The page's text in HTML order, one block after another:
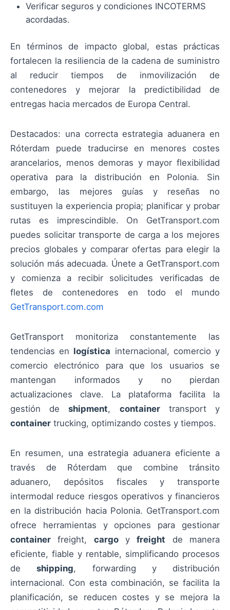
Verificar seguros y condiciones INCOTERMS
acordadas.
En términos de impacto global, estas prácticas
fortalecen la resiliencia de la cadena de suministro
al reducir tiempos de inmovilización de
contenedores y mejorar la predictibilidad de
entregas hacia mercados de Europa Central.
Destacados: una correcta estrategia aduanera en
Róterdam puede traducirse en menores costes
arancelarios, menos demoras y mayor flexibilidad
operativa para la distribución en Polonia. Sin
embargo, las mejores guías y reseñas no
sustituyen la experiencia propia; planificar y probar
rutas es imprescindible. On GetTransport.com
puedes solicitar transporte de carga a los mejores
precios globales y comparar ofertas para elegir la
solución más adecuada. Únete a GetTransport.com
y comienza a recibir solicitudes verificadas de
fletes de contenedores en todo el mundo
GetTransport.com.com
GetTransport monitoriza constantemente las
tendencias en logística internacional, comercio y
comercio electrónico para que los usuarios se
mantengan informados y no pierdan
actualizaciones clave. La plataforma facilita la
gestión deshipment, containertransport y
container trucking, optimizando costes y tiempos.
En resumen, una estrategia aduanera eficiente a
través de Róterdam que combine tránsito
aduanero, depósitos fiscales y transporte
intermodal reduce riesgos operativos y financieros
en la distribución hacia Polonia. GetTransport.com
ofrece herramientas y opciones para gestionar
container freight, cargoyfreight de manera
eficiente, fiable y rentable, simplificando procesos
deshipping, forwarding y distribución
internacional. Con esta combinación, se facilita la
planificación, se reducen costes y se mejora la